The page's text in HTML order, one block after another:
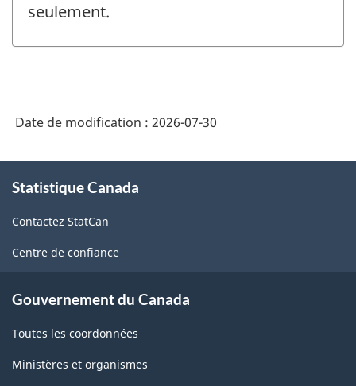
seulement.
Date de modification : 2026-07-30
propos
ce
site
Statistique Canada
Contactez StatCan
Centre de confiance
Gouvernement du Canada
Toutes les coordonnées
Ministères et organismes